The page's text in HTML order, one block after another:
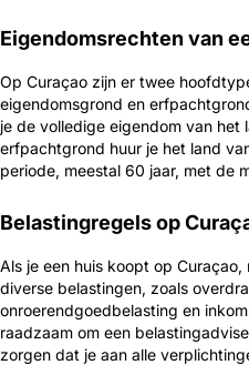
Eigendomsrechten van
Op Curaçao zijn er twee
eigendomsgrond en
je de volledige eigendom van het
erfpachtgrond huur je het land
periode, meestal 60 jaar, met de
Belastingregels op
Als je een huis koopt op
diverse belastingen, zoals
onroerendgoedbelasting en
raadzaam om een
zorgen dat je aan alle